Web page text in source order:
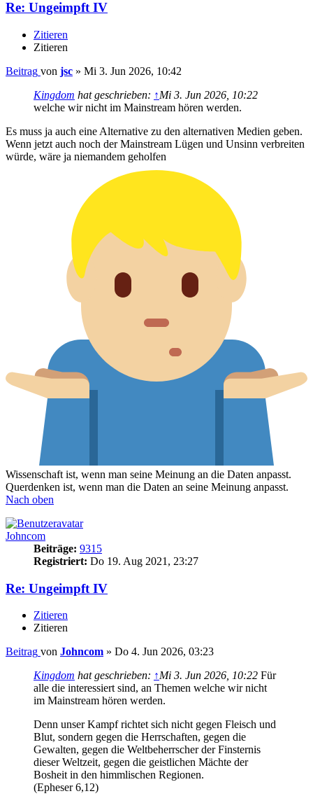
Re: Ungeimpft IV
Zitieren
Zitieren
Beitrag von jsc » Mi 3. Jun 2026, 10:42
Kingdom hat geschrieben: ↑Mi 3. Jun 2026, 10:22
welche wir nicht im Mainstream hören werden.
Es muss ja auch eine Alternative zu den alternativen Medien geben.
Wenn jetzt auch noch der Mainstream Lügen und Unsinn verbreiten
würde, wäre ja niemandem geholfen
Wissenschaft ist, wenn man seine Meinung an die Daten anpasst.
Querdenken ist, wenn man die Daten an seine Meinung anpasst.
Nach oben
Johncom
Beiträge: 9315
Registriert: Do 19. Aug 2021, 23:27
Re: Ungeimpft IV
Zitieren
Zitieren
Beitrag von Johncom » Do 4. Jun 2026, 03:23
Kingdom hat geschrieben: ↑Mi 3. Jun 2026, 10:22 Für
alle die interessiert sind, an Themen welche wir nicht
im Mainstream hören werden.
Denn unser Kampf richtet sich nicht gegen Fleisch und
Blut, sondern gegen die Herrschaften, gegen die
Gewalten, gegen die Weltbeherrscher der Finsternis
dieser Weltzeit, gegen die geistlichen Mächte der
Bosheit in den himmlischen Regionen.
(Epheser 6,12)